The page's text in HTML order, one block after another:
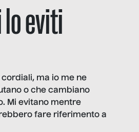
eviti
ma io me ne
o che cambiano
Mi evitano mentre
fare riferimento a